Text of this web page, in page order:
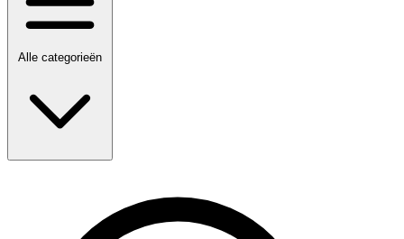
Alle categorieën